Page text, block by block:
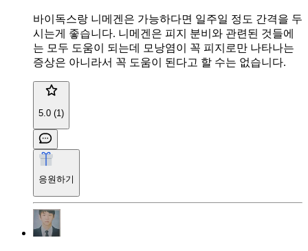
바이독스랑 니메겐은 가능하다면 일주일 정도 간격을 두
시는게 좋습니다. 니메겐은 피지 분비와 관련된 것들에
는 모두 도움이 되는데 모낭염이 꼭 피지로만 나타나는
증상은 아니라서 꼭 도움이 된다고 할 수는 없습니다.
5.0 (1)
응원하기